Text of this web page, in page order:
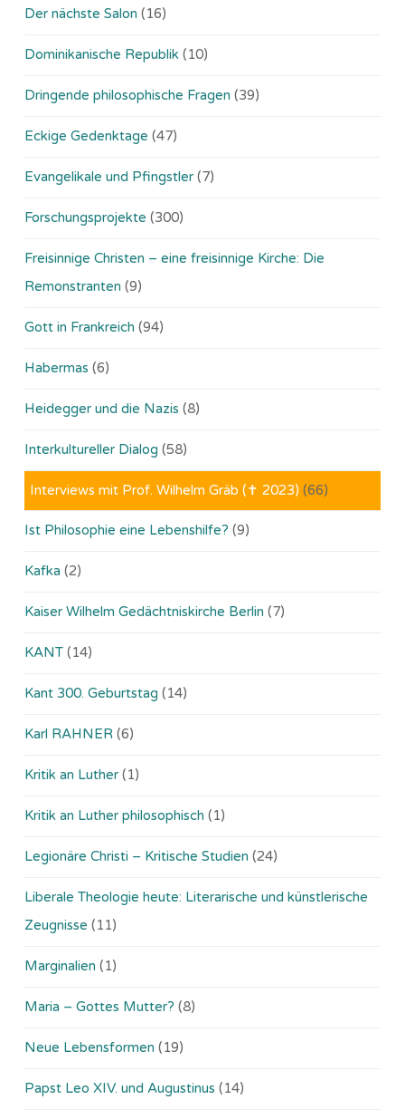
Der nächste Salon (16)
Dominikanische Republik (10)
Dringende philosophische Fragen (39)
Eckige Gedenktage (47)
Evangelikale und Pfingstler (7)
Forschungsprojekte (300)
Freisinnige Christen – eine freisinnige Kirche: Die
Remonstranten (9)
Gott in Frankreich (94)
Habermas (6)
Heidegger und die Nazis (8)
Interkultureller Dialog (58)
Interviews mit Prof. Wilhelm Gräb (✝ 2023) (66)
Ist Philosophie eine Lebenshilfe? (9)
Kafka (2)
Kaiser Wilhelm Gedächtniskirche Berlin (7)
KANT (14)
Kant 300. Geburtstag (14)
Karl RAHNER (6)
Kritik an Luther (1)
Kritik an Luther philosophisch (1)
Legionäre Christi – Kritische Studien (24)
Liberale Theologie heute: Literarische und künstlerische
Zeugnisse (11)
Marginalien (1)
Maria – Gottes Mutter? (8)
Neue Lebensformen (19)
Papst Leo XIV. und Augustinus (14)